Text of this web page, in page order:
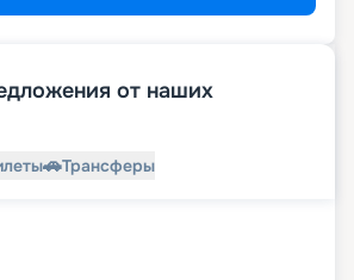
от наших
🚗Трансферы